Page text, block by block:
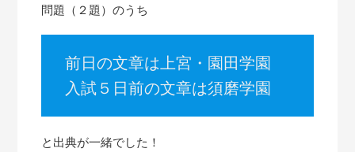
問題（２題）のうち
前日の文章は上宮・園田学園
入試５日前の文章は須磨学園
と出典が一緒でした！